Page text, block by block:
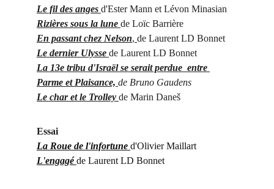
Le fil des anges d'Ester Mann et Lévon Minasian
Rizières sous la lune de Loïc Barrière
En passant chez Nelson, de Laurent LD Bonnet
Le dernier Ulysse de Laurent LD Bonnet
La 13e tribu d'Israël se serait perdue  entre
Parme et Plaisance, de Bruno Gaudens
Le char et le Trolley de Marin Daneš
Essai
La Roue de l'infortune d'Olivier Maillart
L'engagé de Laurent LD Bonnet